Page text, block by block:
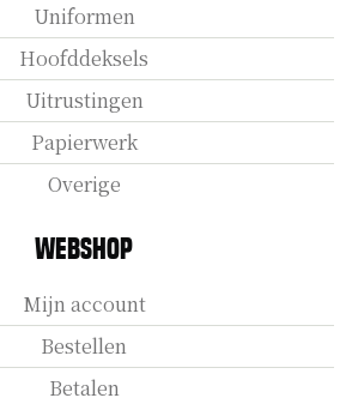
Uniformen
Hoofddeksels
Uitrustingen
Papierwerk
Overige
Webshop
Mijn account
Bestellen
Betalen